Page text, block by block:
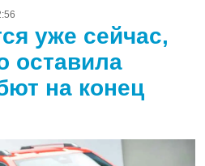
уже сейчас,
оставила
на конец